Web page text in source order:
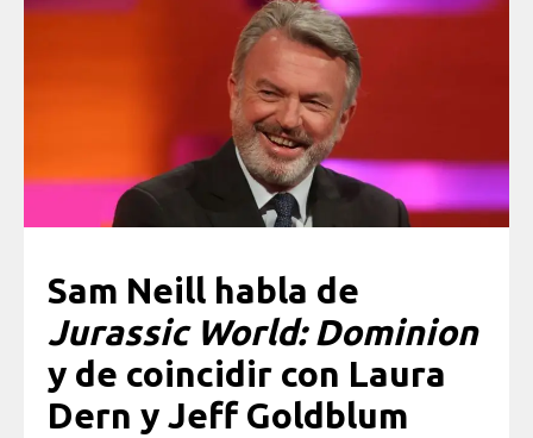
Sam Neill habla de
Jurassic World: Dominion
y de coincidir con Laura
Dern y Jeff Goldblum